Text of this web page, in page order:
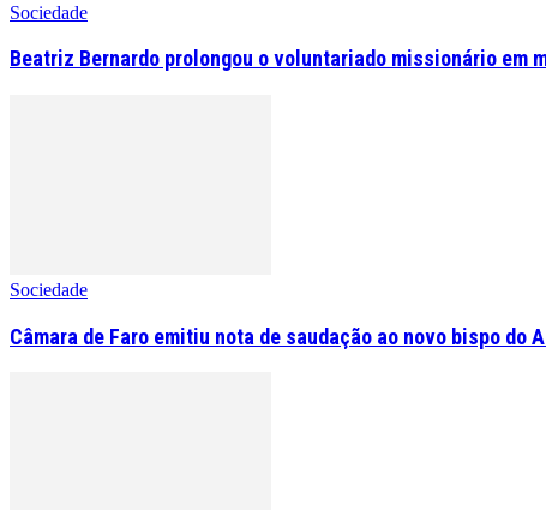
Sociedade
Beatriz Bernardo prolongou o voluntariado missionário em
Sociedade
Câmara de Faro emitiu nota de saudação ao novo bispo do